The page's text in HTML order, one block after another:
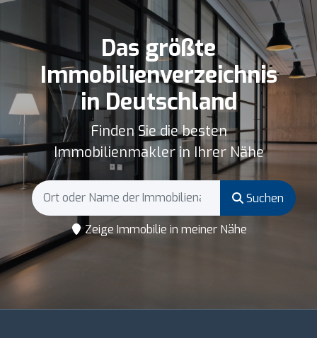
Das größte
Immobilienverzeichnis
in Deutschland
Finden Sie die besten
Immobilienmakler in Ihrer Nähe
Suchen
Zeige Immobilie in meiner Nähe